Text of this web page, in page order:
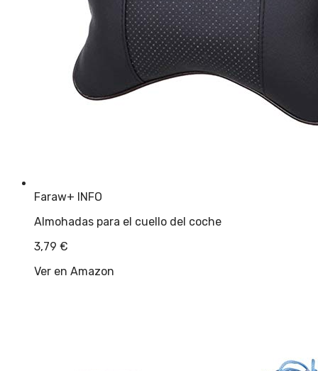
Faraw+ INFO
Almohadas para el cuello del coche
3,79 €
Ver en Amazon